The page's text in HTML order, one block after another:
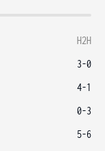
H2H
3-0
4-1
0-3
5-6